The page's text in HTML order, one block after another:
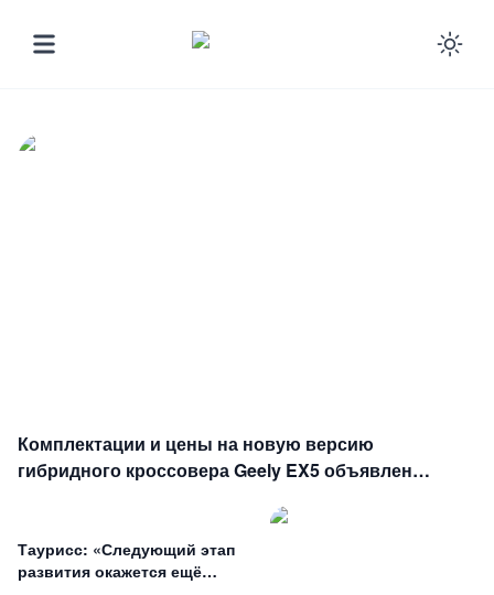
Комплектации и цены на новую версию
гибридного кроссовера Geely EX5 объявлены
Таурисс: «Следующий этап
развития окажется ещё